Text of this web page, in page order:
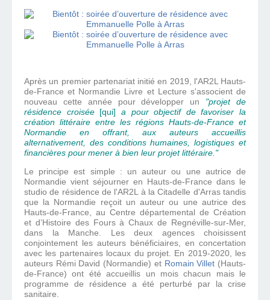
Après un premier partenariat initié en 2019, l'AR2L Hauts-
de-France et Normandie Livre et Lecture s'associent de
nouveau cette année pour développer un "projet de
résidence croisée [qui] a pour objectif de favoriser la
création littéraire entre les régions Hauts-de-France et
Normandie en offrant, aux auteurs accueillis
alternativement, des conditions humaines, logistiques et
financières pour mener à bien leur projet littéraire."
Le principe est simple : un auteur ou une autrice de
Normandie vient séjourner en Hauts-de-France dans le
studio de résidence de l'AR2L à la Citadelle d'Arras tandis
que la Normandie reçoit un auteur ou une autrice des
Hauts-de-France, au Centre départemental de Création
et d’Histoire des Fours à Chaux de Regnéville-sur-Mer,
dans la Manche. Les deux agences choisissent
conjointement les auteurs bénéficiaires, en concertation
avec les partenaires locaux du projet. En 2019-2020, les
auteurs Rémi David (Normandie) et Romain Villet (Hauts-
de-France) ont été accueillis un mois chacun mais le
programme de résidence a été perturbé par la crise
sanitaire.